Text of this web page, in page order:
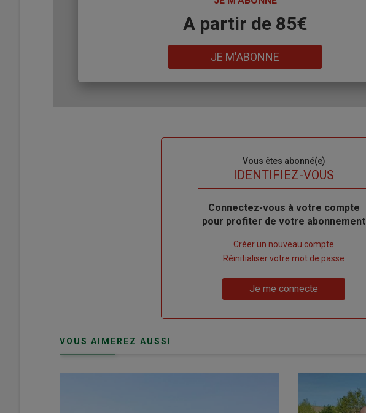
A partir de 85€
JE M'ABONNE
Vous êtes abonné(e)
IDENTIFIEZ-VOUS
Body
Connectez-vous à votre compte
pour profiter de votre abonnement
compte"
Créer un nouveau compte
Réinitialiser votre mot de passe
Je me connecte
VOUS AIMEREZ AUSSI